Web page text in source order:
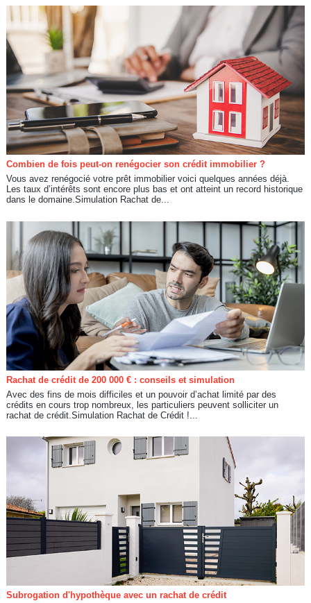
Combien de fois peut-on renégocier son crédit immobilier ?
Vous avez renégocié votre prêt immobilier voici quelques années déjà.
Les taux d’intérêts sont encore plus bas et ont atteint un record historique
dans le domaine.Simulation Rachat de...
Rachat de crédit de 200 000 € : conseils et simulation
Avec des fins de mois difficiles et un pouvoir d’achat limité par des
crédits en cours trop nombreux, les particuliers peuvent solliciter un
rachat de crédit.Simulation Rachat de Crédit !...
Subrogation d'hypothèque avec un rachat de crédit